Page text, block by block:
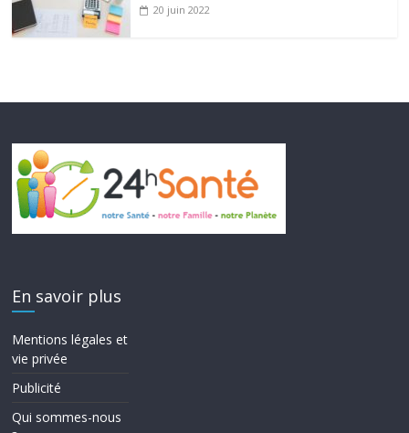
20 juin 2022
En savoir plus
Mentions légales et
vie privée
Publicité
Qui sommes-nous